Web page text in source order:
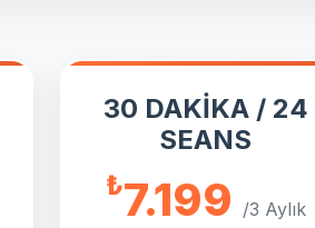
30 DAKİKA / 24
SEANS
₺7.199 /3 Aylık